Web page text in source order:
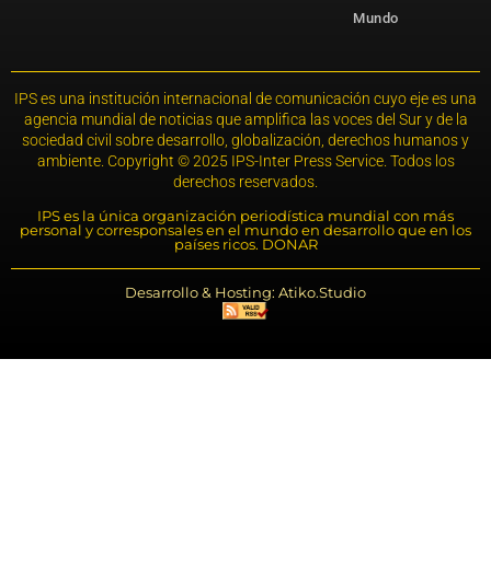
Mundo
IPS es una institución internacional de comunicación cuyo eje es una
agencia mundial de noticias que amplifica las voces del Sur y de la
sociedad civil sobre desarrollo, globalización, derechos humanos y
ambiente. Copyright © 2025 IPS-Inter Press Service. Todos los
derechos reservados.
IPS es la única organización periodística mundial con más
personal y corresponsales en el mundo en desarrollo que en los
países ricos. DONAR
Desarrollo & Hosting: Atiko.Studio